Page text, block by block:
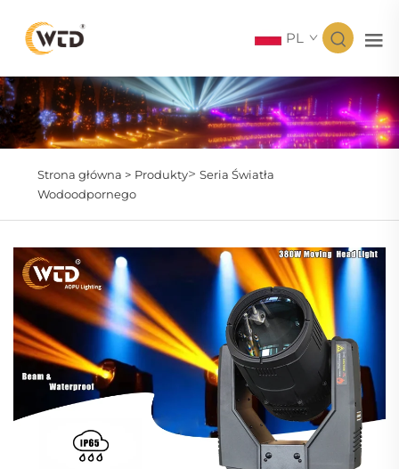
PL
Strona główna > Produkty> Seria Światła
Wodoodpornego